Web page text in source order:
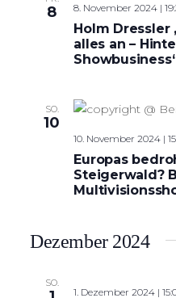
8 8. November 2024 |
Holm Dressler
alles an –
SO.
10
10. November 2024 |
Europas
Steigerwald?
Dezember 2024
SO.
1. Dezember 2024 |